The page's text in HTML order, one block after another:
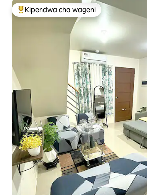
Kipendwa maarufu cha wageni
Kipendwa cha wageni